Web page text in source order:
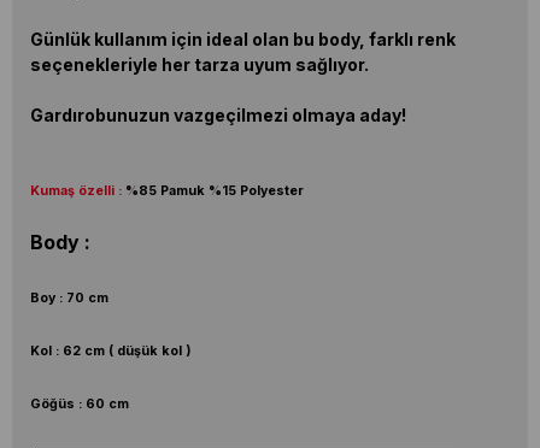
Günlük kullanım için ideal olan bu body, farklı renk
seçenekleriyle her tarza uyum sağlıyor.
Gardırobunuzun vazgeçilmezi olmaya aday!
Kumaş özelli : %85 Pamuk %15 Polyester
Body :
Boy : 70 cm
Kol : 62 cm ( düşük kol )
Göğüs : 60 cm